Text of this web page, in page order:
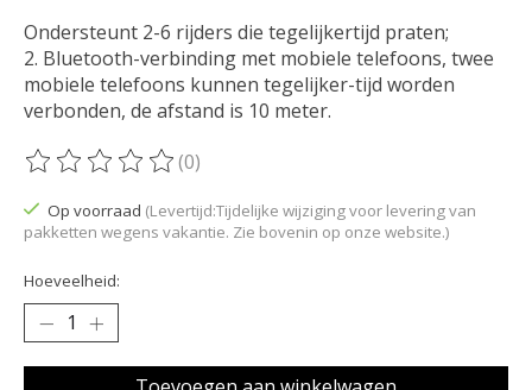
Ondersteunt 2-6 rijders die tegelijkertijd praten;
2. Bluetooth-verbinding met mobiele telefoons, twee
mobiele telefoons kunnen tegelijker-tijd worden
verbonden, de afstand is 10 meter.
De beoordeling van dit product is
(0)
Op voorraad (Levertijd:Tijdelijke wijziging voor levering van
pakketten wegens vakantie. Zie bovenin op onze website.)
Hoeveelheid: